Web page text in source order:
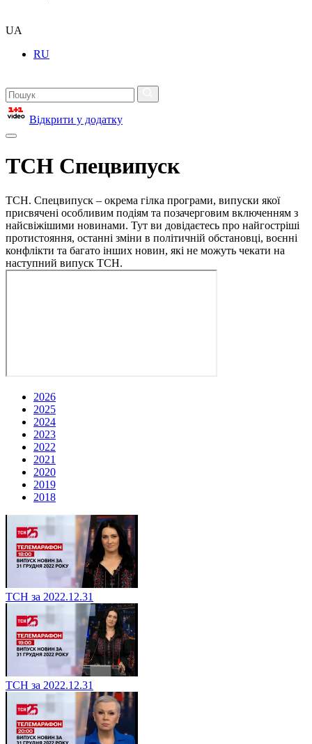
UA
RU
Відкрити у додатку
ТСН Спецвипуск
ТСН. Спецвипуск – окрема гілка програми, випуски якої
присвячені особливим подіям та позачерговим включенням з
найсвіжішими новинами. Тут ви довідаєтесь про найгостріші
протистояння, останні зміни в політичній обстановці, воєнні
конфлікти та багато інших новин, які не можуть чекати на
наступний випуск ТСН.
2026
2025
2024
2023
2022
2021
2020
2019
2018
ТСН за 2022.12.31
ТСН за 2022.12.31